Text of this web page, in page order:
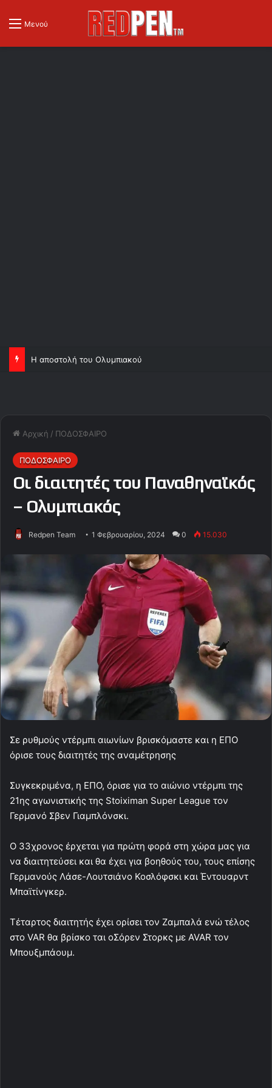
Μενού
Η αποστολή του Ολυμπιακού
Αρχική / ΠΟΔΟΣΦΑΙΡΟ
ΠΟΔΟΣΦΑΙΡΟ
Οι διαιτητές του Παναθηναϊκός
– Ολυμπιακός
Redpen Team 1 Φεβρουαρίου, 2024 0 15.030
Σε ρυθμούς ντέρμπι αιωνίων βρισκόμαστε και η ΕΠΟ
όρισε τους διαιτητές της αναμέτρησης
Συγκεκριμένα, η ΕΠΟ, όρισε για το αιώνιο ντέρμπι της
21ης αγωνιστικής της Stoiximan Super League τον
Γερμανό Σβεν Γιαμπλόνσκι.
Ο 33χρονος έρχεται για πρώτη φορά στη χώρα μας για
να διαιτητεύσει και θα έχει για βοηθούς του, τους επίσης
Γερμανούς Λάσε-Λουτσιάνο Κοσλόφσκι και Έντουαρντ
Μπαϊτίνγκερ.
Τέταρτος διαιτητής έχει ορίσει τον Ζαμπαλά ενώ τέλος
στο VAR θα βρίσκο ται οΣόρεν Στορκς με AVAR τον
Μπουξμπάουμ.